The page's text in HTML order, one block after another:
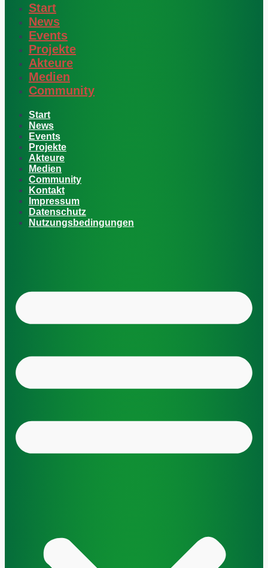
Start
News
Events
Projekte
Akteure
Medien
Community
Start
News
Events
Projekte
Akteure
Medien
Community
Kontakt
Impressum
Datenschutz
Nutzungsbedingungen